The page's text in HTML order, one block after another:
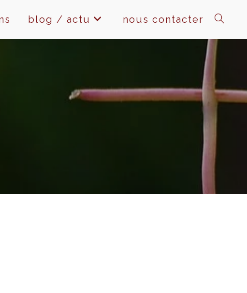
blog / actu nous contacter toggle
search